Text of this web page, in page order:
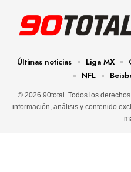
© 2026 90total. Todos los
información, análisis y contenido
Últimas noticias Liga MX
NFL